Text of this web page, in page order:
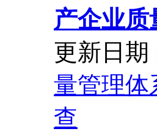
产企业
更新日
量管理体
查